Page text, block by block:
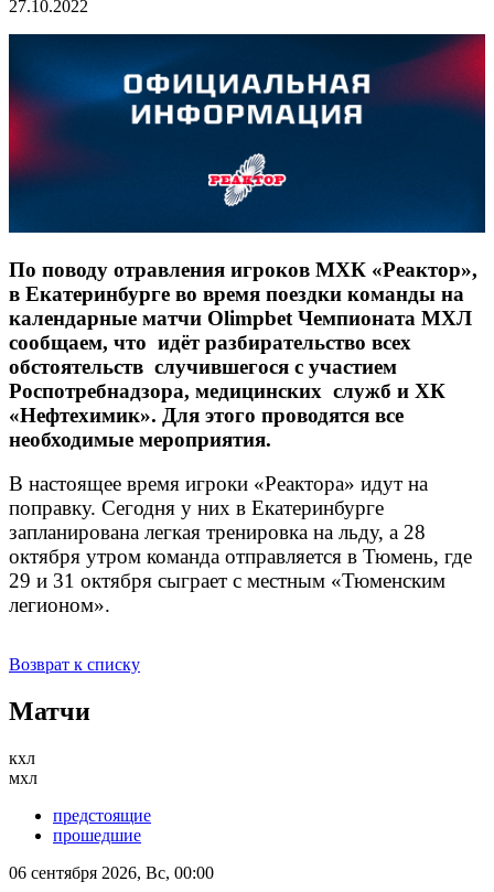
27.10.2022
По поводу отравления игроков МХК «Реактор»,
в Екатеринбурге во время поездки команды на
календарные матчи Olimpbet Чемпионата МХЛ
сообщаем, что идёт разбирательство всех
обстоятельств случившегося с участием
Роспотребнадзора, медицинских служб и ХК
«Нефтехимик». Для этого проводятся все
необходимые мероприятия.
В настоящее время игроки «Реактора» идут на
поправку. Сегодня у них в Екатеринбурге
запланирована легкая тренировка на льду, а 28
октября утром команда отправляется в Тюмень, где
29 и 31 октября сыграет с местным «Тюменским
легионом».
Возврат к списку
Матчи
кхл
мхл
предстоящие
прошедшие
06 сентября 2026, Вс, 00:00